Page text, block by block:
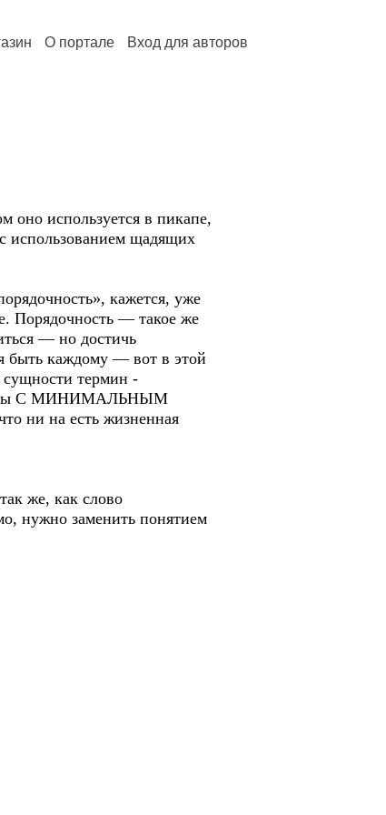
О портале Вход для авторов
оно используется в пикапе,
использованием щадящих
кажется, уже
Порядочность — такое же
— но достичь
быть каждому — вот в этой
сущности термин -
нужды С МИНИМАЛЬНЫМ
на есть жизненная
же, как слово
нужно заменить понятием